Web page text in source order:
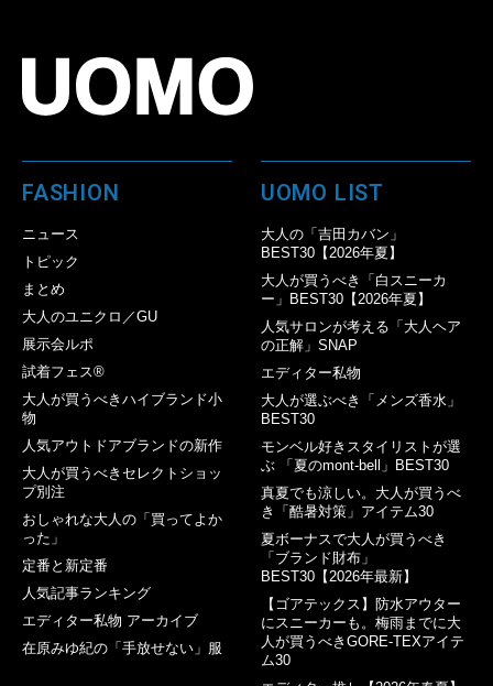
FASHION
ニュース
トピック
まとめ
大人のユニクロ／GU
展示会ルポ
試着フェス®︎
大人が買うべきハイブランド小
物
人気アウトドアブランドの新作
大人が買うべきセレクトショッ
プ別注
おしゃれな大人の「買ってよか
った」
定番と新定番
人気記事ランキング
エディター私物 アーカイブ
在原みゆ紀の「手放せない」服
UOMO LIST
大人の「吉田カバン」
BEST30【2026年夏】
大人が買うべき「白スニーカ
ー」BEST30【2026年夏】
人気サロンが考える「大人ヘア
の正解」SNAP
エディター私物
大人が選ぶべき「メンズ香水」
BEST30
モンベル好きスタイリストが選
ぶ 「夏のmont-bell」BEST30
真夏でも涼しい。大人が買うべ
き「酷暑対策」アイテム30
夏ボーナスで大人が買うべき
「ブランド財布」
BEST30【2026年最新】
【ゴアテックス】防水アウター
にスニーカーも。梅雨までに大
人が買うべきGORE-TEXアイテ
ム30